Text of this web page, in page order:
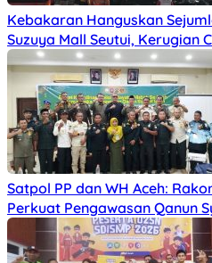
Kebakaran Hanguskan
Suzuya Mall Seutui, Kerugian
Satpol PP dan WH Aceh:
Perkuat Pengawasan Qanun